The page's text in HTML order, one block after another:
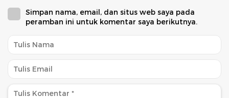
Simpan nama, email, dan situs web saya pada
peramban ini untuk komentar saya berikutnya.